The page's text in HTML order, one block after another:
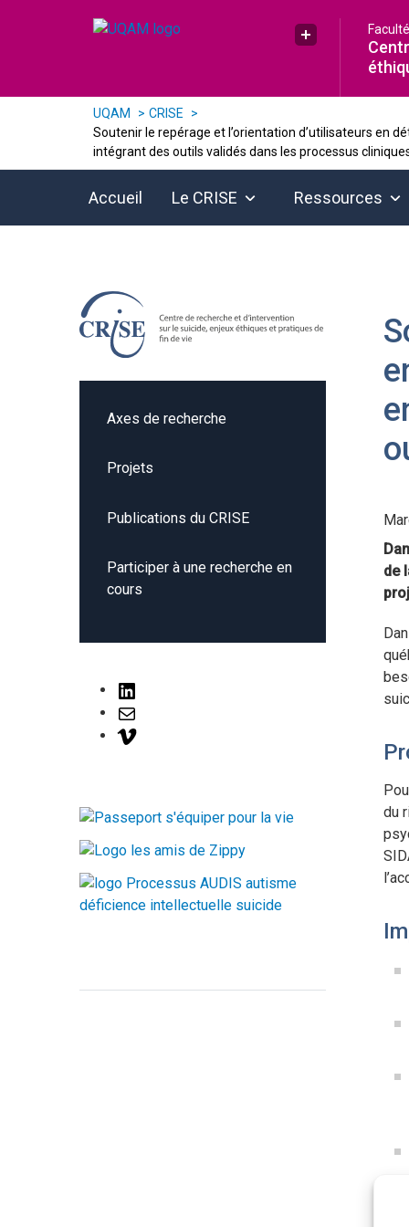
Plus UQAM
UQAM
CRISE
Soutenir le repérage et l’orientation d’utilisateurs en
intégrant des outils validés dans les processus
Accueil Le CRISE Ressources
Axes de recherche
Projets
Publications du CRISE
Participer à une recherche en
cours
de
du